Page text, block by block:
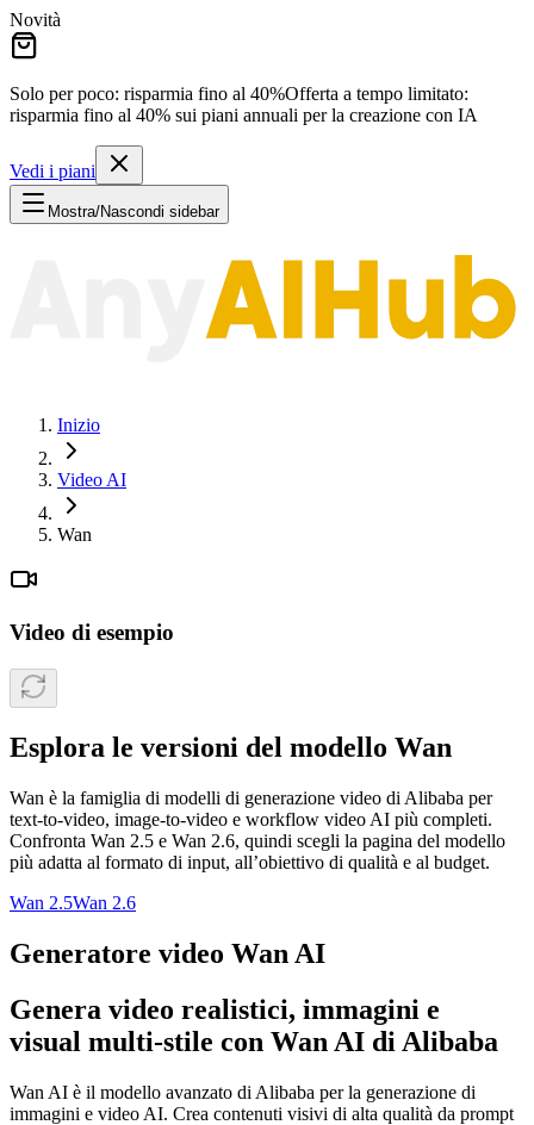
Novità
Solo per poco: risparmia fino al 40%Offerta a tempo limitato:
risparmia fino al 40% sui piani annuali per la creazione con IA
Vedi i piani
Mostra/Nascondi sidebar
Inizio
Video AI
Wan
Video di esempio
Esplora le versioni del modello Wan
Wan è la famiglia di modelli di generazione video di Alibaba per
text-to-video, image-to-video e workflow video AI più completi.
Confronta Wan 2.5 e Wan 2.6, quindi scegli la pagina del modello
più adatta al formato di input, all’obiettivo di qualità e al budget.
Wan 2.5Wan 2.6
Generatore video Wan AI
Genera video realistici, immagini e
visual multi-stile con Wan AI di Alibaba
Wan AI è il modello avanzato di Alibaba per la generazione di
immagini e video AI. Crea contenuti visivi di alta qualità da prompt